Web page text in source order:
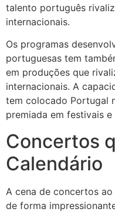
talento português
internacionais.
Os programas
portuguesas tem
em produções que
internacionais. A
tem colocado Portugal
premiada em festivais e
Concertos
Calendário
A cena de concertos
de forma